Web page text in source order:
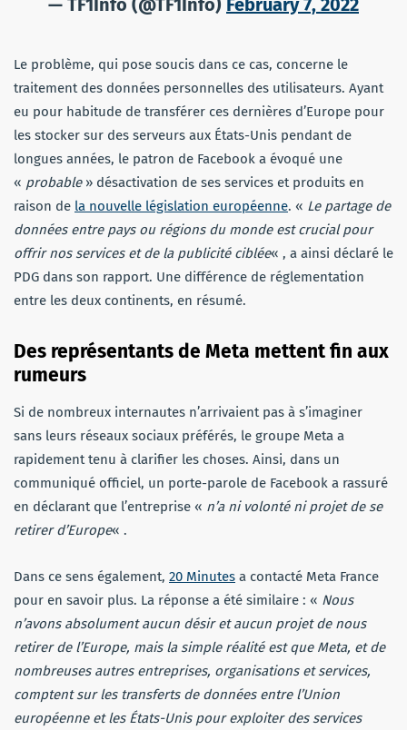
Le problème, qui pose soucis dans ce cas, concerne le
traitement des données personnelles des utilisateurs. Ayant
eu pour habitude de transférer ces dernières d’Europe pour
les stocker sur des serveurs aux États-Unis pendant de
longues années, le patron de Facebook a évoqué une
« probable» désactivation de ses services et produits en
raison de la nouvelle législation européenne. « Le partage de
données entre pays ou régions du monde est crucial pour
offrir nos services et de la publicité ciblée« , a ainsi déclaré le
PDG dans son rapport. Une différence de réglementation
entre les deux continents, en résumé.
Des représentants de Meta mettent fin aux
rumeurs
Si de nombreux internautes n’arrivaient pas à s’imaginer
sans leurs réseaux sociaux préférés, le groupe Meta a
rapidement tenu à clarifier les choses. Ainsi, dans un
communiqué officiel, un porte-parole de Facebook a rassuré
en déclarant que l’entreprise « n’a ni volonté ni projet de se
retirer d’Europe« .
Dans ce sens également, 20 Minutes a contacté Meta France
pour en savoir plus. La réponse a été similaire : « Nous
n’avons absolument aucun désir et aucun projet de nous
retirer de l’Europe, mais la simple réalité est que Meta, et de
nombreuses autres entreprises, organisations et services,
comptent sur les transferts de données entre l’Union
européenne et les États-Unis pour exploiter des services